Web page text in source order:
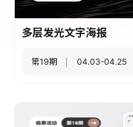
多层发光文字海报
第19期 04.03-04.25